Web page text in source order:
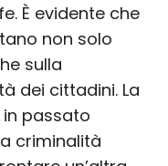
È evidente che
non solo
sulla
dei cittadini. La
passato
criminalità